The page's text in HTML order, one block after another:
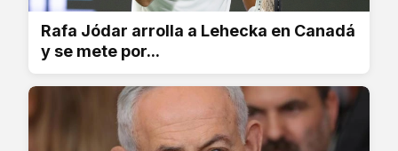
Rafa Jódar arrolla a Lehecka en Canadá
y se mete por...